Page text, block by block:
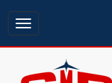
Открыть
навигацию